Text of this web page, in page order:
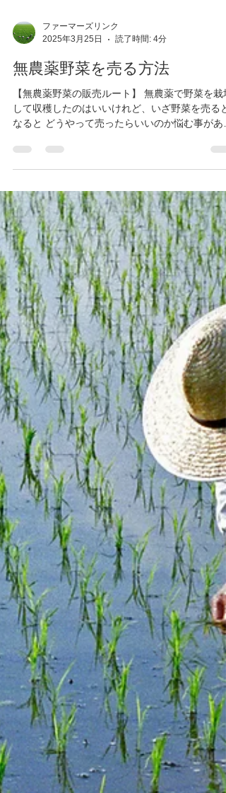
ファーマーズリンク
2025年3月25日
読了時間: 4分
無農薬野菜を売る方法
【無農薬野菜の販売ルート】 無農薬で野菜を栽培
かと思います。 ただでさえ、無農薬野菜を店舗
販売するのはかなりのハードルがあります。...